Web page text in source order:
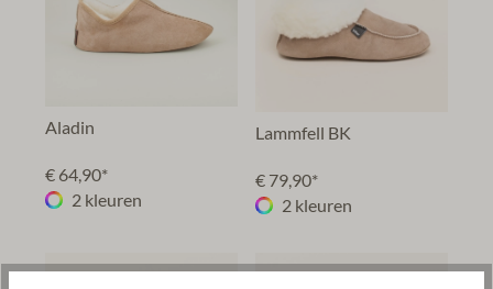
Aladin
€ 64,90*
2 kleuren
Lammfell BK
€ 79,90*
2 kleuren